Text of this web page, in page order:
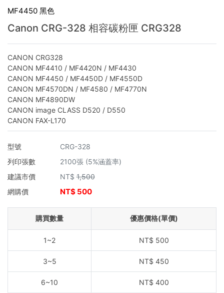
MF4450 黑色
Canon CRG-328 相容碳粉匣 CRG328
CANON CRG328
CANON MF4410 / MF4420N / MF4430
CANON MF4450 / MF4450D / MF4550D
CANON MF4570DN / MF4580 / MF4770N
CANON MF4890DW
CANON image CLASS D520 / D550
CANON FAX-L170
型號
CRG-328
列印張數
2100張 (5%涵蓋率)
建議市價
NT$ 1,500
網購價
NT$ 500
購買數量 優惠價格(單價)
1~2 NT$ 500
3~5 NT$ 450
6~10 NT$ 400